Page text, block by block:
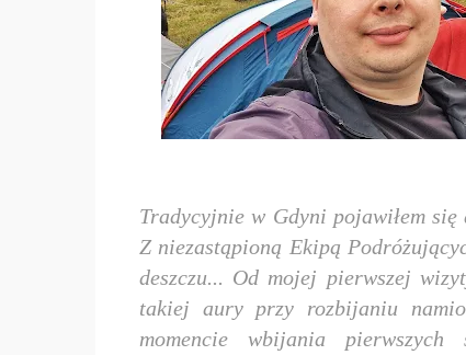
Tradycyjnie w Gdyni pojawiłem
Z niezastąpioną Ekipą
deszczu... Od mojej pierwszej
takiej aury przy rozbijaniu
momencie wbijania